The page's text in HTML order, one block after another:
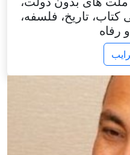
کتاب، تاریخ، فلسفه،
رفاه